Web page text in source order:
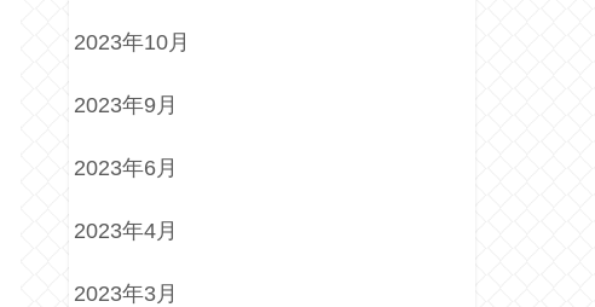
2023年10月
2023年9月
2023年6月
2023年4月
2023年3月